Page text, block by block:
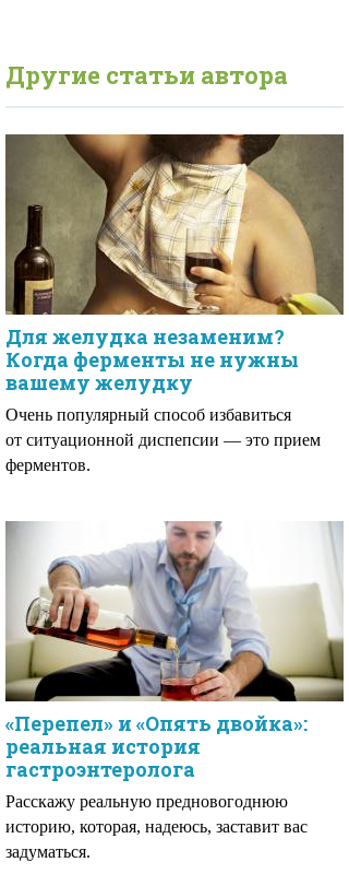
Другие статьи автора
Для желудка незаменим?
Когда ферменты не нужны
вашему желудку
Очень популярный способ избавиться
от ситуационной диспепсии — это прием
ферментов.
«Перепел» и «Опять двойка»:
реальная история
гастроэнтеролога
Расскажу реальную предновогоднюю
историю, которая, надеюсь, заставит вас
задуматься.